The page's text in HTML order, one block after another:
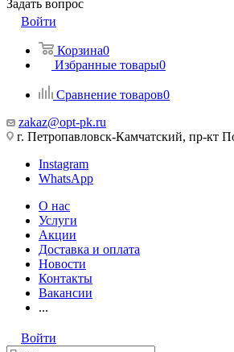
Задать вопрос
Войти
Корзина0
Избранные товары0
Сравнение товаров0
zakaz@opt-pk.ru
г. Петропавловск-Камчатский, пр-кт
Instagram
WhatsApp
О нас
Услуги
Акции
Доставка и оплата
Новости
Контакты
Вакансии
...
Войти